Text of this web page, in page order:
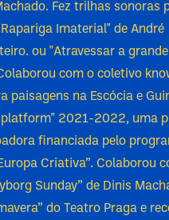
Fez trilhas sonoras
Imaterial" de André
ou "Atravessar a
com o coletivo
paisagens na Escócia e
platform" 2021-2022, uma
financiada pelo
Criativa”. Colaborou
Sunday” de Dinis
do Teatro Praga e